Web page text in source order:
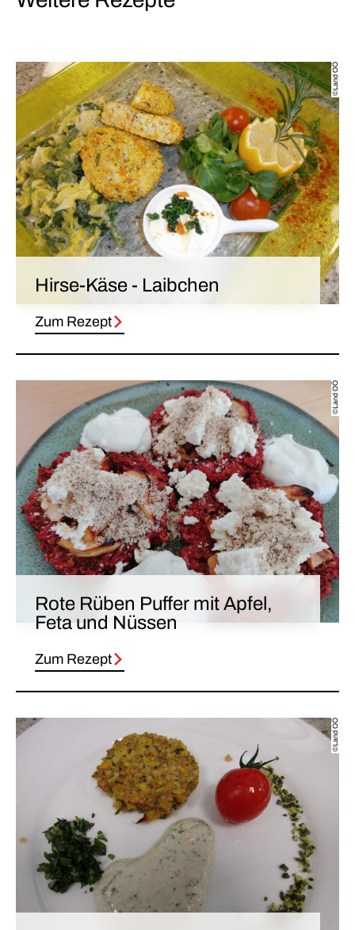
©Land OÖ
Hirse-Käse - Laibchen
Zum Rezept
©Land OÖ
Rote Rüben Puffer mit Apfel,
Feta und Nüssen
Zum Rezept
©Land OÖ